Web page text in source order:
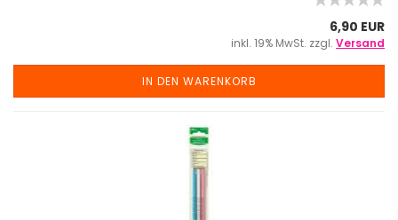
6,90 EUR
inkl. 19% MwSt. zzgl. Versand
IN DEN WARENKORB